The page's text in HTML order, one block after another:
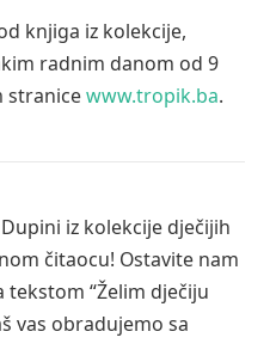
knjiga iz kolekcije,
radnim danom od 9
stranicewww.tropik.ba.
iz kolekcije dječijih
čitaocu! Ostavite nam
“Želim dječiju
vas obradujemo sa